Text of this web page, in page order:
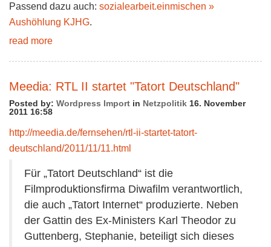
Passend dazu auch: sozialearbeit.einmischen »
Aushöhlung KJHG.
read more
Meedia: RTL II startet "Tatort Deutschland"
Posted by: Wordpress Import in Netzpolitik 16. November
2011 16:58
http://meedia.de/fernsehen/rtl-ii-startet-tatort-
deutschland/2011/11/11.html
Für „Tatort Deutschland“ ist die
Filmproduktionsfirma Diwafilm verantwortlich,
die auch „Tatort Internet“ produzierte. Neben
der Gattin des Ex-Ministers Karl Theodor zu
Guttenberg, Stephanie, beteiligt sich dieses